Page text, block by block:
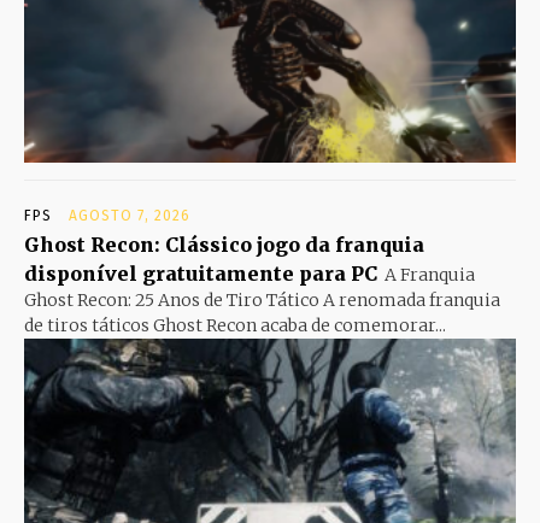
FPS AGOSTO 7, 2026
Ghost Recon: Clássico jogo da franquia
disponível gratuitamente para PC A Franquia
Ghost Recon: 25 Anos de Tiro Tático A renomada franquia
de tiros táticos Ghost Recon acaba de comemorar...